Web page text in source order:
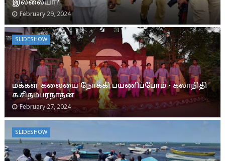
இல்லையா?
February 29, 2024
SLIDESHOW
மக்கள் கலையை நோக்கி பயணிப்போம் - கலாநிதி
க.சிதம்பரநாதன்
February 27, 2024
SLIDESHOW